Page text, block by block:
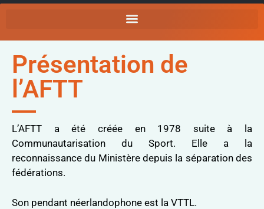
Présentation de
l’AFTT
L’AFTT a été créée en 1978 suite à la
Communautarisation du Sport. Elle a la
reconnaissance du Ministère depuis la séparation des
fédérations.
Son pendant néerlandophone est la VTTL.